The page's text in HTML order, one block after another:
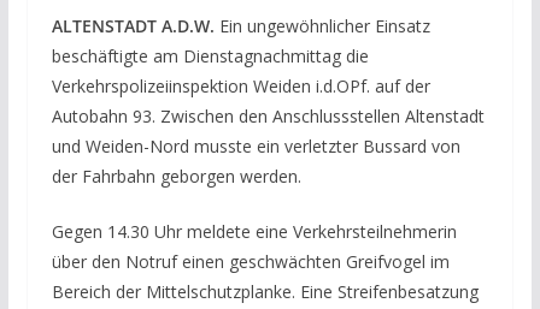
ALTENSTADT A.D.W. Ein ungewöhnlicher Einsatz
beschäftigte am Dienstagnachmittag die
Verkehrspolizeiinspektion Weiden i.d.OPf. auf der
Autobahn 93. Zwischen den Anschlussstellen Altenstadt
und Weiden-Nord musste ein verletzter Bussard von
der Fahrbahn geborgen werden.
Gegen 14.30 Uhr meldete eine Verkehrsteilnehmerin
über den Notruf einen geschwächten Greifvogel im
Bereich der Mittelschutzplanke. Eine Streifenbesatzung